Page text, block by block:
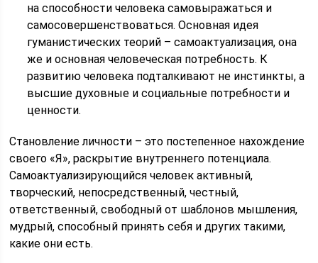
на способности человека самовыражаться и
самосовершенствоваться. Основная идея
гуманистических теорий – самоактуализация, она
же и основная человеческая потребность. К
развитию человека подталкивают не инстинкты, а
высшие духовные и социальные потребности и
ценности.
Становление личности – это постепенное нахождение
своего «Я», раскрытие внутреннего потенциала.
Самоактуализирующийся человек активный,
творческий, непосредственный, честный,
ответственный, свободный от шаблонов мышления,
мудрый, способный принять себя и других такими,
какие они есть.